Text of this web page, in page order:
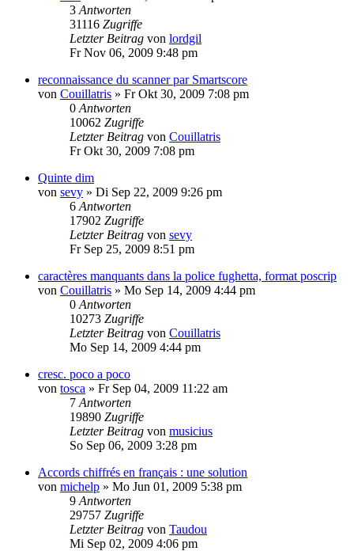
3 Antworten
31116 Zugriffe
Letzter Beitrag von lordgil
Fr Nov 06, 2009 9:48 pm
reconnaissance du scanner par Smartscore
von Couillatris » Fr Okt 30, 2009 7:08 pm
0 Antworten
10062 Zugriffe
Letzter Beitrag von Couillatris
Fr Okt 30, 2009 7:08 pm
Quinte dim
von sevy » Di Sep 22, 2009 9:26 pm
6 Antworten
17902 Zugriffe
Letzter Beitrag von sevy
Fr Sep 25, 2009 8:51 pm
caractères manquants dans la police fughetta, format poscrip
von Couillatris » Mo Sep 14, 2009 4:44 pm
0 Antworten
10273 Zugriffe
Letzter Beitrag von Couillatris
Mo Sep 14, 2009 4:44 pm
cresc. poco a poco
von tosca » Fr Sep 04, 2009 11:22 am
7 Antworten
19890 Zugriffe
Letzter Beitrag von musicius
So Sep 06, 2009 3:28 pm
Accords chiffrés en français : une solution
von michelp » Mo Jun 01, 2009 5:38 pm
9 Antworten
29757 Zugriffe
Letzter Beitrag von Taudou
Mi Sep 02, 2009 4:06 pm